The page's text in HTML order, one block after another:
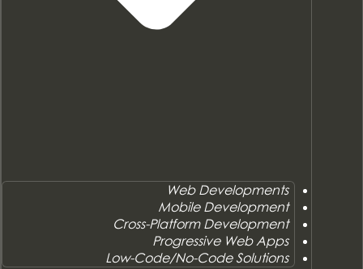
Web Developments
Mobile Development
Cross-Platform Development
Progressive Web Apps
Low-Code/No-Code Solutions